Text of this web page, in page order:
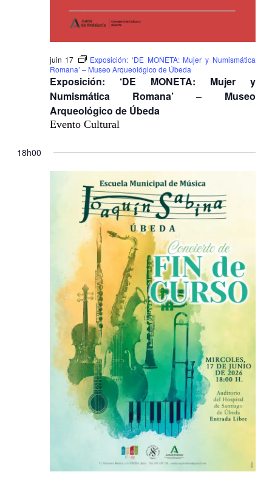
Exposición: ‘DE MONETA: Mujer y
Numismática Romana’ – Museo
Arqueológico de Úbeda
juin 17
Exposición: ‘DE MONETA: Mujer y Numismática
Romana’ – Museo Arqueológico de Úbeda
Evento Cultural
18h00